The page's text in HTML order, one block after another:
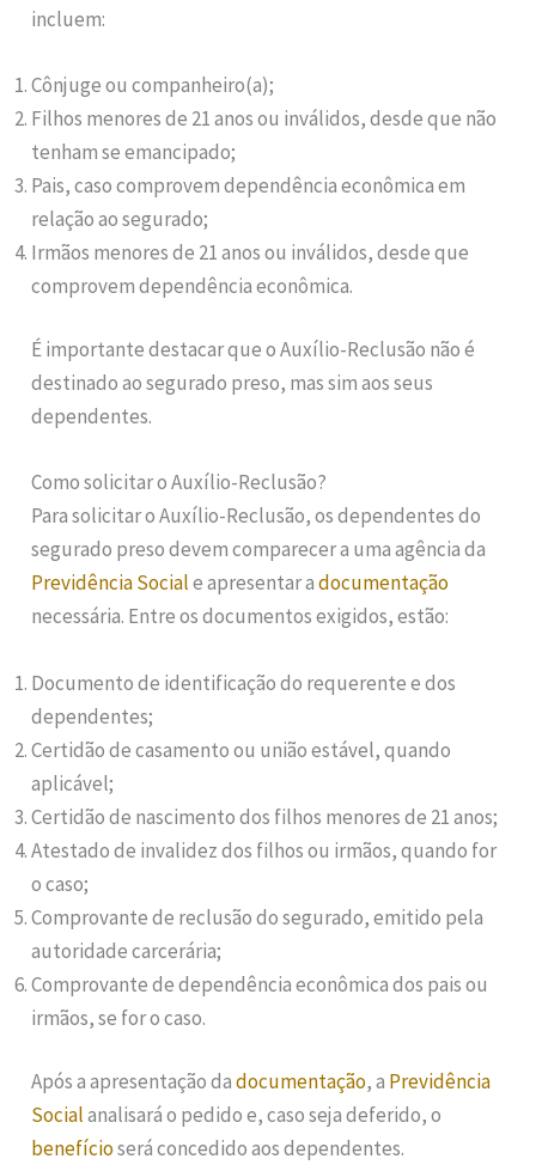
incluem:
Cônjuge ou companheiro(a);
Filhos menores de 21 anos ou inválidos, desde que não
tenham se emancipado;
Pais, caso comprovem dependência econômica em
relação ao segurado;
Irmãos menores de 21 anos ou inválidos, desde que
comprovem dependência econômica.
É importante destacar que o Auxílio-Reclusão não é
destinado ao segurado preso, mas sim aos seus
dependentes.
Como solicitar o Auxílio-Reclusão?
Para solicitar o Auxílio-Reclusão, os dependentes do
segurado preso devem comparecer a uma agência da
Previdência Sociale apresentar adocumentação
necessária. Entre os documentos exigidos, estão:
Documento de identificação do requerente e dos
dependentes;
Certidão de casamento ou união estável, quando
aplicável;
Certidão de nascimento dos filhos menores de 21 anos;
Atestado de invalidez dos filhos ou irmãos, quando for
o caso;
Comprovante de reclusão do segurado, emitido pela
autoridade carcerária;
Comprovante de dependência econômica dos pais ou
irmãos, se for o caso.
Após a apresentação dadocumentação, a Previdência
Socialanalisará o pedido e, caso seja deferido, o
benefícioserá concedido aos dependentes.